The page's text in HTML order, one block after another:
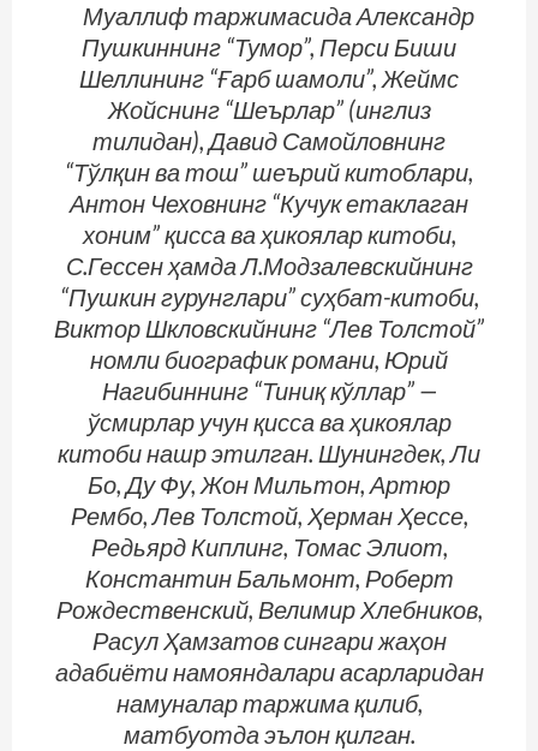
Муаллиф таржимасида Александр
Пушкиннинг “Тумор”, Перси Биши
Шеллининг “Ғарб шамоли”, Жеймс
Жойснинг “Шеърлар” (инглиз
тилидан), Давид Самойловнинг
“Тўлқин ва тош” шеърий китоблари,
Антон Чеховнинг “Кучук етаклаган
хоним” қисса ва ҳикоялар китоби,
С.Гессен ҳамда Л.Модзалевскийнинг
“Пушкин гурунглари” суҳбат-китоби,
Виктор Шкловскийнинг “Лев Толстой”
номли биографик романи, Юрий
Нагибиннинг “Тиниқ кўллар” —
ўсмирлар учун қисса ва ҳикоялар
китоби нашр этилган. Шунингдек, Ли
Бо, Ду Фу, Жон Мильтон, Артюр
Рембо, Лев Толстой, Ҳерман Ҳессе,
Редьярд Киплинг, Томас Элиот,
Константин Бальмонт, Роберт
Рождественский, Велимир Хлебников,
Расул Ҳамзатов сингари жаҳон
адабиёти намояндалари асарларидан
намуналар таржима қилиб,
матбуотда эълон қилган.